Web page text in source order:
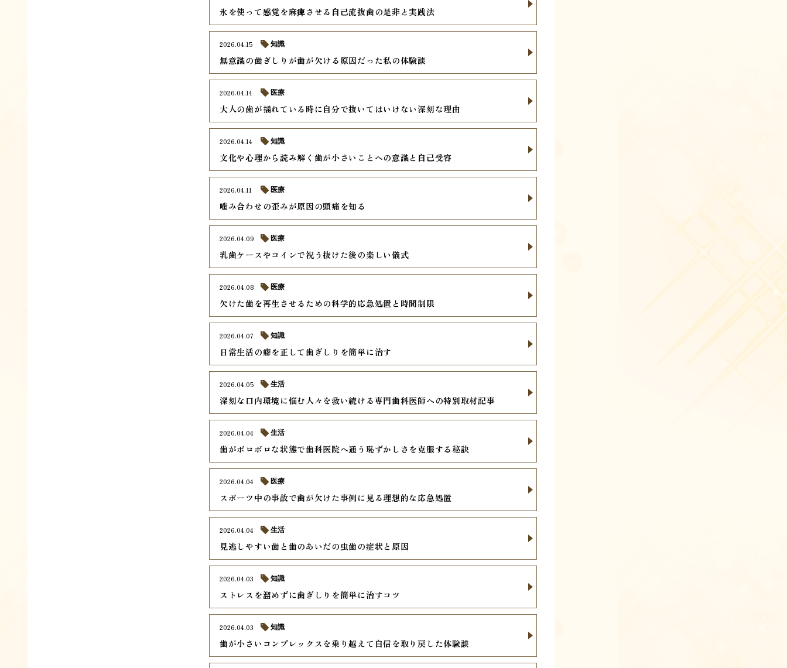
氷を使って感覚を麻痺させる自己流抜歯の是非と実践法
無意識の歯ぎしりが歯が欠ける原因だった私の体験談
2026.04.15 知識
大人の歯が揺れている時に自分で抜いてはいけない深刻な理由
2026.04.14 医療
文化や心理から読み解く歯が小さいことへの意識と自己受容
2026.04.14 知識
噛み合わせの歪みが原因の頭痛を知る
2026.04.11 医療
乳歯ケースやコインで祝う抜けた後の楽しい儀式
2026.04.09 医療
欠けた歯を再生させるための科学的応急処置と時間制限
2026.04.08 医療
日常生活の癖を正して歯ぎしりを簡単に治す
2026.04.07 知識
深刻な口内環境に悩む人々を救い続ける専門歯科医師への特別取材記事
2026.04.05 生活
歯がボロボロな状態で歯科医院へ通う恥ずかしさを克服する秘訣
2026.04.04 生活
スポーツ中の事故で歯が欠けた事例に見る理想的な応急処置
2026.04.04 医療
見逃しやすい歯と歯のあいだの虫歯の症状と原因
2026.04.04 生活
ストレスを溜めずに歯ぎしりを簡単に治すコツ
2026.04.03 知識
歯が小さいコンプレックスを乗り越えて自信を取り戻した体験談
2026.04.03 知識